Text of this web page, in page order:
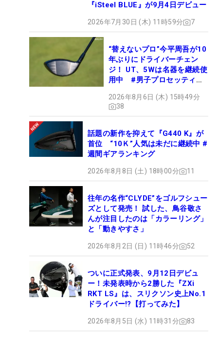
『iSteel BLUE』が9月4日デビュー
2026年7月30日 (木) 11時59分 7
“替えないプロ”今平周吾が10
年ぶりにドライバーチェン
ジ！ UT、5Wは名器を継続使
用中 #男子プロセッティン
2026年8月6日 (木) 15時49分
38
話題の新作を抑えて『G440 K』が
首位 “10Ｋ”人気は未だに継続中 #
週間ギアランキング
2026年8月8日 (土) 18時00分 11
往年の名作“CLYDE”をゴルフシュー
ズとして発売！ 試した、鳥谷敬さ
んが注目したのは「カラーリング」
と「動きやすさ」
2026年8月2日 (日) 11時46分 52
ついに正式発表、9月12日デビュ
ー！未発表時から2勝した『ZXi
RKT LS』は、スリクソン史上No.1
ドライバー!?【打ってみた】
2026年8月5日 (水) 11時31分 83